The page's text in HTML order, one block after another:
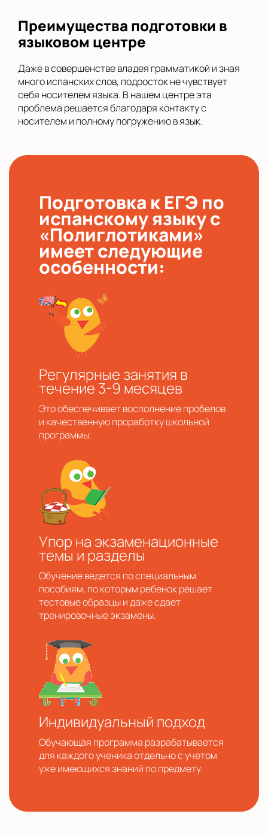
Преимущества подготовки в
языковом центре
Даже в совершенстве владея грамматикой и зная
много испанских слов, подросток не чувствует
себя носителем языка. В нашем центре эта
проблема решается благодаря контакту с
носителем и полному погружению в язык.
Подготовка к ЕГЭ по
испанскому языку с
«Полиглотиками»
имеет следующие
особенности:
Регулярные занятия в
течение 3-9 месяцев
Это обеспечивает восполнение пробелов
и качественную проработку школьной
программы.
Упор на экзаменационные
темы и разделы
Обучение ведется по специальным
пособиям, по которым ребенок решает
тестовые образцы и даже сдает
тренировочные экзамены.
Индивидуальный подход
Обучающая программа разрабатывается
для каждого ученика отдельно с учетом
уже имеющихся знаний по предмету.